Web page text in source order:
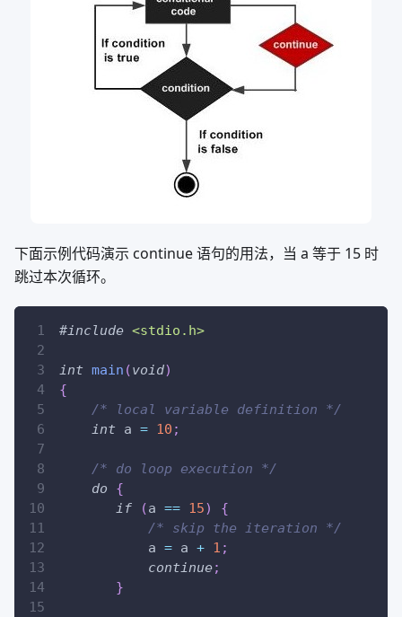
下面示例代码演示 continue 语句的用法，当 a 等于 15 时
跳过本次循环。
#include <stdio.h>
int main (void)
{
/* local variable definition */
int a = 10 ;
/* do loop execution */
do
{
if
(a == 15)
{
/* skip the iteration */
           a
= a + 1 ;
continue;
}